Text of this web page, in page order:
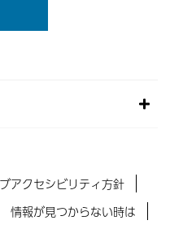
アクセシビリティ方針
情報が見つからない時は